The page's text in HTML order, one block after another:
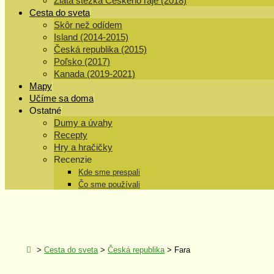
Cesta do sveta
Skôr než odídem
Island (2014-2015)
Česká republika (2015)
Poľsko (2017)
Kanada (2019-2021)
Mapy
Učíme sa doma
Ostatné
Dumy a úvahy
Recepty
Hry a hračičky
Recenzie
Kde sme prespali
Čo sme používali
>Cesta do sveta>Česká republika> Fara